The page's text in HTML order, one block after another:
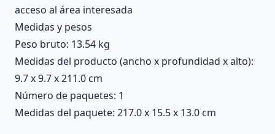
acceso al área interesada
Medidas y pesos
Peso bruto: 13.54 kg
Medidas del producto (ancho x profundidad x alto):
9.7 x 9.7 x 211.0 cm
Número de paquetes: 1
Medidas del paquete: 217.0 x 15.5 x 13.0 cm